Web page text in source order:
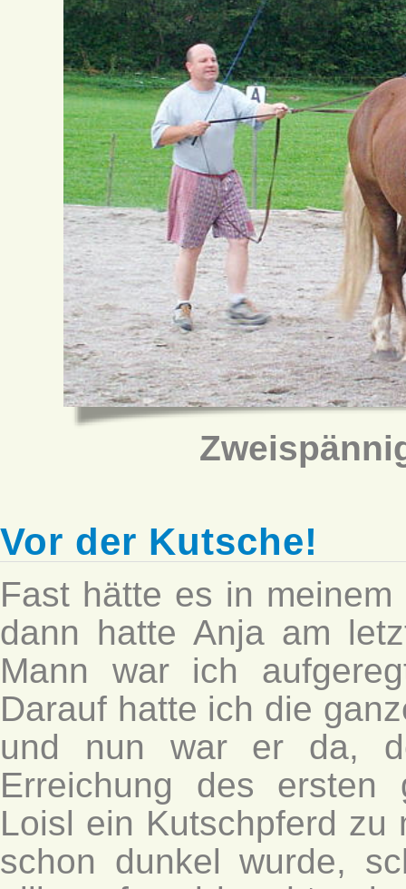
Vor der Kutsche!
Fast hätte es in
dann hatte Anja am
Mann war ich
Darauf hatte ich die
und nun war er da,
Erreichung des
Loisl ein Kutschpferd zu
schon dunkel wurde,